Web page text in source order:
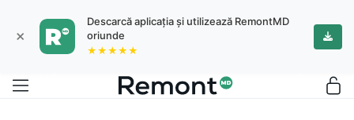
×
Descarcă aplicația și utilizează RemontMD
oriunde
★★★★★